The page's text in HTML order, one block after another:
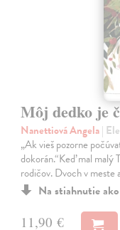
Môj dedko je
Nanettiová Angela|
„Ak vieš pozorne
dokorán.“Keď mal
rodičov. Dvoch v meste
Na stiahnutie ako
11,90 €